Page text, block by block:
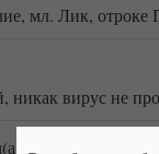
мл. Лик, отроке
никак вирус не
18.04.2024